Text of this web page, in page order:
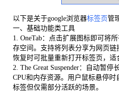
以下是关于google浏览器标签页管
一、基础功能类工具
1. OneTab：点击扩展图标即可将
存空间。支持将列表分享为网页链
恢复时可批量重新打开标签页，适
2. The Great Suspender：自动暂
CPU和内存资源。用户鼠标悬停
标签但仅需部分活跃的场景。